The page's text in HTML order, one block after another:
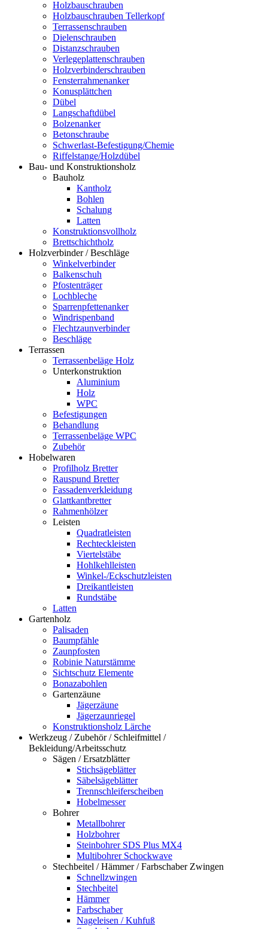
Holzbauschrauben
Holzbauschrauben Tellerkopf
Terrassenschrauben
Dielenschrauben
Distanzschrauben
Verlegeplattenschrauben
Holzverbinderschrauben
Fensterrahmenanker
Konusplättchen
Dübel
Langschaftdübel
Bolzenanker
Betonschraube
Schwerlast-Befestigung/Chemie
Riffelstange/Holzdübel
Bau- und Konstruktionsholz
Bauholz
Kantholz
Bohlen
Schalung
Latten
Konstruktionsvollholz
Brettschichtholz
Holzverbinder / Beschläge
Winkelverbinder
Balkenschuh
Pfostenträger
Lochbleche
Sparrenpfettenanker
Windrispenband
Flechtzaunverbinder
Beschläge
Terrassen
Terrassenbeläge Holz
Unterkonstruktion
Aluminium
Holz
WPC
Befestigungen
Behandlung
Terrassenbeläge WPC
Zubehör
Hobelwaren
Profilholz Bretter
Rauspund Bretter
Fassadenverkleidung
Glattkantbretter
Rahmenhölzer
Leisten
Quadratleisten
Rechteckleisten
Viertelstäbe
Hohlkehlleisten
Winkel-/Eckschutzleisten
Dreikantleisten
Rundstäbe
Latten
Gartenholz
Palisaden
Baumpfähle
Zaunpfosten
Robinie Naturstämme
Sichtschutz Elemente
Bonazabohlen
Gartenzäune
Jägerzäune
Jägerzaunriegel
Konstruktionsholz Lärche
Werkzeug / Zubehör / Schleifmittel /
Bekleidung/Arbeitsschutz
Sägen / Ersatzblätter
Stichsägeblätter
Säbelsägeblätter
Trennschleiferscheiben
Hobelmesser
Bohrer
Metallbohrer
Holzbohrer
Steinbohrer SDS Plus MX4
Multibohrer Schockwave
Stechbeitel / Hämmer / Farbschaber Zwingen
Schnellzwingen
Stechbeitel
Hämmer
Farbschaber
Nageleisen / Kuhfuß